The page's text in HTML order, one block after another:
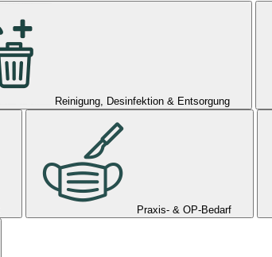
Reinigung, Desinfektion & Entsorgung
Praxis- & OP-Bedarf